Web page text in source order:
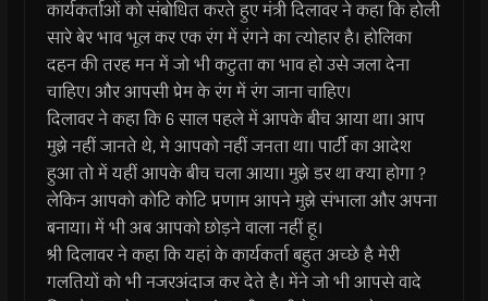
कार्यकर्ताओं को संबोधित करते हुए मंत्री दिलावर ने कहा कि होली
सारे बेर भाव भूल कर एक रंग में रंगने का त्योहार है। होलिका
दहन की तरह मन में जो भी कटुता का भाव हो उसे जला देना
चाहिए। और आपसी प्रेम के रंग में रंग जाना चाहिए।
दिलावर ने कहा कि 6 साल पहले में आपके बीच आया था। आप
मुझे नहीं जानते थे, मे आपको नहीं जनता था। पार्टी का आदेश
हुआ तो में यहीं आपके बीच चला आया। मुझे डर था क्या होगा ?
लेकिन आपको कोटि कोटि प्रणाम आपने मुझे संभाला और अपना
बनाया। में भी अब आपको छोड़ने वाला नहीं हू।
श्री दिलावर ने कहा कि यहां के कार्यकर्ता बहुत अच्छे है मेरी
गलतियों को भी नजरअंदाज कर देते है। मेंने जो भी आपसे वादे